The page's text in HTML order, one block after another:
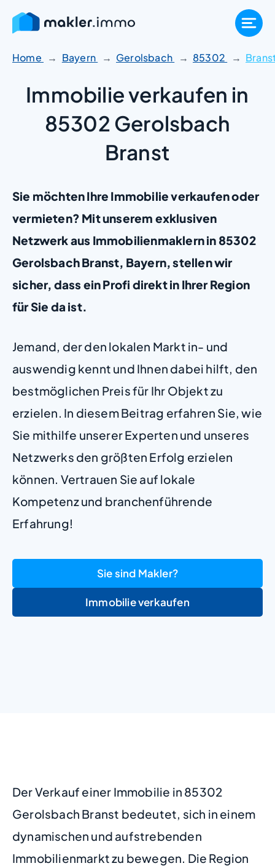
Zum
Inhalt
springen
Home Bayern Gerolsbach 85302
Immobilie verkaufen in
85302 Gerolsbach
Branst
Sie möchten Ihre Immobilie verkaufen oder
vermieten? Mit unserem exklusiven
Netzwerk aus Immobilienmaklern in 85302
Gerolsbach Branst, Bayern, stellen wir
sicher, dass ein Profi direkt in Ihrer Region
für Sie da ist.
Jemand, der den lokalen Markt in- und
auswendig kennt und Ihnen dabei hilft, den
bestmöglichen Preis für Ihr Objekt zu
erzielen. In diesem Beitrag erfahren Sie, wie
Sie mithilfe unserer Experten und unseres
Netzwerks den größten Erfolg erzielen
können. Vertrauen Sie auf lokale
Kompetenz und branchenführende
Erfahrung!
Sie sind Makler?
Immobilie verkaufen
Der Verkauf einer Immobilie in 85302
Gerolsbach Branst bedeutet, sich in einem
dynamischen und aufstrebenden
Immobilienmarkt zu bewegen. Die Region